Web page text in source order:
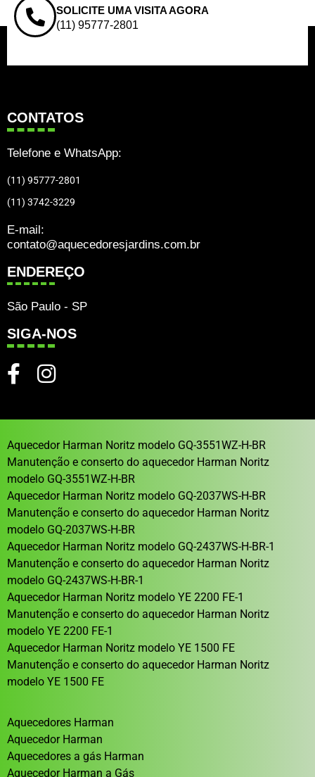
SOLICITE UMA VISITA AGORA
(11) 95777-2801
CONTATOS
Telefone e WhatsApp:
(11) 95777-2801
(11) 3742-3229
E-mail:
contato@aquecedoresjardins.com.br
ENDEREÇO
São Paulo - SP
SIGA-NOS
Aquecedor Harman Noritz modelo GQ-3551WZ-H-BR
Manutenção e conserto do aquecedor Harman Noritz
modelo GQ-3551WZ-H-BR
Aquecedor Harman Noritz modelo GQ-2037WS-H-BR
Manutenção e conserto do aquecedor Harman Noritz
modelo GQ-2037WS-H-BR
Aquecedor Harman Noritz modelo GQ-2437WS-H-BR-1
Manutenção e conserto do aquecedor Harman Noritz
modelo GQ-2437WS-H-BR-1
Aquecedor Harman Noritz modelo YE 2200 FE-1
Manutenção e conserto do aquecedor Harman Noritz
modelo YE 2200 FE-1
Aquecedor Harman Noritz modelo YE 1500 FE
Manutenção e conserto do aquecedor Harman Noritz
modelo YE 1500 FE
Aquecedores Harman
Aquecedor Harman
Aquecedores a gás Harman
Aquecedor Harman a Gás